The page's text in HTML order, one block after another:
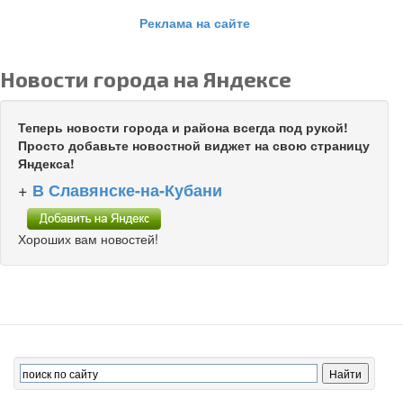
Реклама на сайте
Новости города на Яндексе
Теперь новости города и района всегда под рукой!
Просто добавьте новостной виджет на свою страницу
Яндекса!
+ В Славянске-на-Кубани
Хороших вам новостей!